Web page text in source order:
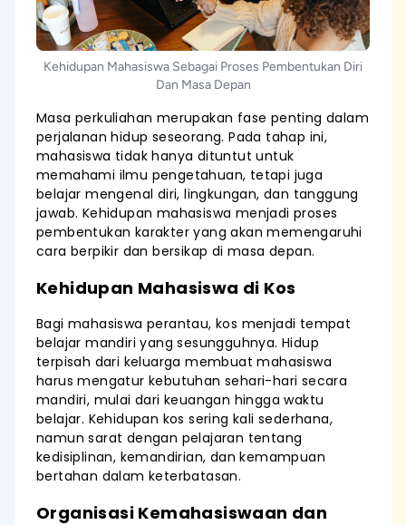
Kehidupan Mahasiswa Sebagai Proses Pembentukan Diri
Dan Masa Depan
Masa perkuliahan merupakan fase penting dalam
perjalanan hidup seseorang. Pada tahap ini,
mahasiswa tidak hanya dituntut untuk
memahami ilmu pengetahuan, tetapi juga
belajar mengenal diri, lingkungan, dan tanggung
jawab. Kehidupan mahasiswa menjadi proses
pembentukan karakter yang akan memengaruhi
cara berpikir dan bersikap di masa depan.
Kehidupan Mahasiswa di Kos
Bagi mahasiswa perantau, kos menjadi tempat
belajar mandiri yang sesungguhnya. Hidup
terpisah dari keluarga membuat mahasiswa
harus mengatur kebutuhan sehari-hari secara
mandiri, mulai dari keuangan hingga waktu
belajar. Kehidupan kos sering kali sederhana,
namun sarat dengan pelajaran tentang
kedisiplinan, kemandirian, dan kemampuan
bertahan dalam keterbatasan.
Organisasi Kemahasiswaan dan